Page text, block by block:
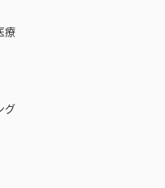
療
グ